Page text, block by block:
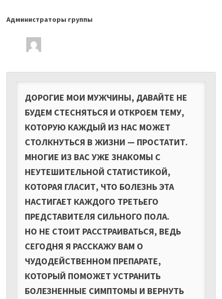
Лидеры
группы
Администраторы группы
ДОРОГИЕ МОИ МУЖЧИНЫ, ДАВАЙТЕ НЕ
БУДЕМ СТЕСНЯТЬСЯ И ОТКРОЕМ ТЕМУ,
КОТОРУЮ КАЖДЫЙ ИЗ НАС МОЖЕТ
СТОЛКНУТЬСЯ В ЖИЗНИ — ПРОСТАТИТ.
МНОГИЕ ИЗ ВАС УЖЕ ЗНАКОМЫ С
НЕУТЕШИТЕЛЬНОЙ СТАТИСТИКОЙ,
КОТОРАЯ ГЛАСИТ, ЧТО БОЛЕЗНЬ ЭТА
НАСТИГАЕТ КАЖДОГО ТРЕТЬЕГО
ПРЕДСТАВИТЕЛЯ СИЛЬНОГО ПОЛА.
НО НЕ СТОИТ РАССТРАИВАТЬСЯ, ВЕДЬ
СЕГОДНЯ Я РАССКАЖУ ВАМ О
ЧУДОДЕЙСТВЕННОМ ПРЕПАРАТЕ,
КОТОРЫЙ ПОМОЖЕТ УСТРАНИТЬ
БОЛЕЗНЕННЫЕ СИМПТОМЫ И ВЕРНУТЬ